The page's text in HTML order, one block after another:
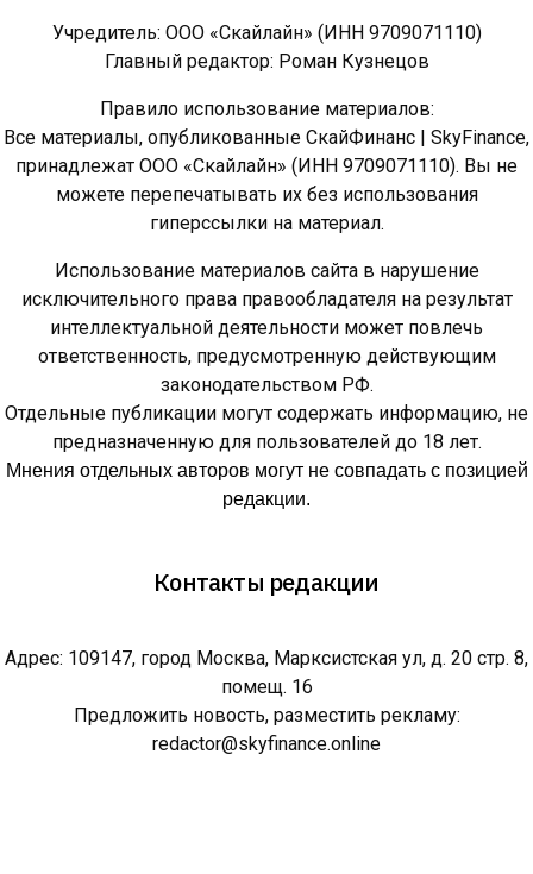
Учредитель: ООО «Скайлайн» (ИНН 9709071110)
Главный редактор: Роман Кузнецов
Правило использование материалов:
Все материалы, опубликованные СкайФинанс | SkyFinance,
принадлежат ООО «Скайлайн» (ИНН 9709071110). Вы не
можете перепечатывать их без использования
гиперссылки на материал.
Использование материалов сайта в нарушение
исключительного права правообладателя на результат
интеллектуальной деятельности может повлечь
ответственность, предусмотренную действующим
законодательством РФ.
Отдельные публикации могут содержать информацию, не
предназначенную для пользователей до 18 лет.
Мнения отдельных авторов могут не совпадать с позицией
редакции.
Контакты редакции
Адрес: 109147, город Москва, Марксистская ул, д. 20 стр. 8,
помещ. 16
Предложить новость, разместить рекламу:
redactor@skyfinance.online